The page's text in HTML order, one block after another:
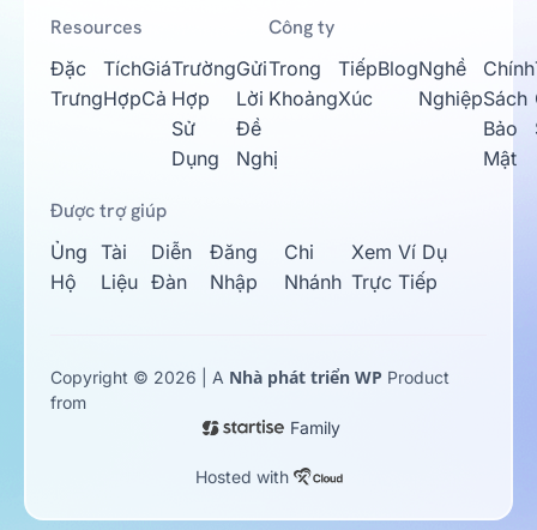
Resources
Đặc
Trưng
Tích
Hợp
Giá
Cả
Trường
Hợp
Sử
Dụng
Gửi
Lời
Đề
Nghị
Công ty
Trong
Khoảng
Tiếp
Xúc
BlogNghề
Nghiệp
Chính
Sách
Bảo
Mật
Được trợ giúp
Ủng
Hộ
Tài
Liệu
Diễn
Đàn
Đăng
Nhập
Chi
Nhánh
Xem Ví Dụ
Trực Tiếp
Copyright © 2026 | A Nhà phát triển WP Product
from
Family
Hosted with